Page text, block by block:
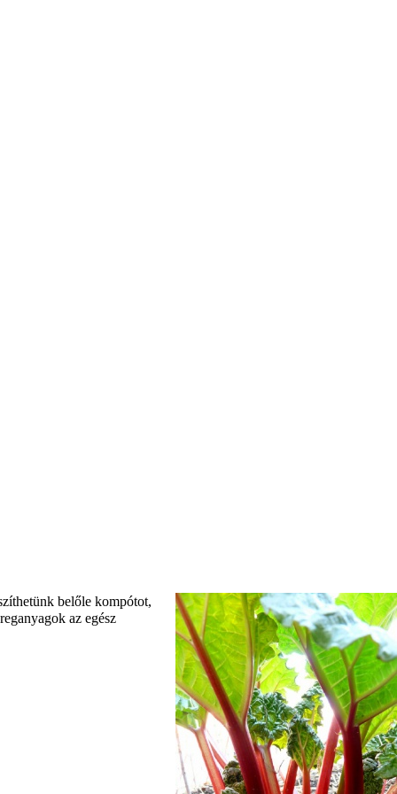
belőle kompótot,
az egész